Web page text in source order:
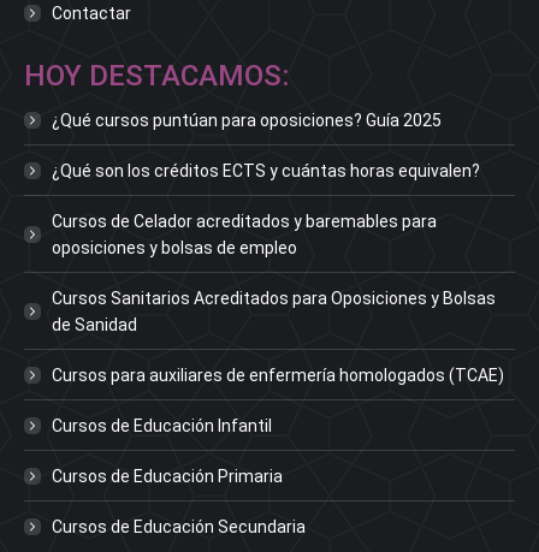
Contactar
HOY DESTACAMOS:
¿Qué cursos puntúan para oposiciones? Guía 2025
¿Qué son los créditos ECTS y cuántas horas equivalen?
Cursos de Celador acreditados y baremables para
oposiciones y bolsas de empleo
Cursos Sanitarios Acreditados para Oposiciones y Bolsas
de Sanidad
Cursos para auxiliares de enfermería homologados (TCAE)
Cursos de Educación Infantil
Cursos de Educación Primaria
Cursos de Educación Secundaria